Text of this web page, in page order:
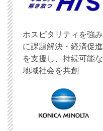
ホスピタリティを強み
に課題解決・経済促進
を支援し、持続可能な
地域社会を共創